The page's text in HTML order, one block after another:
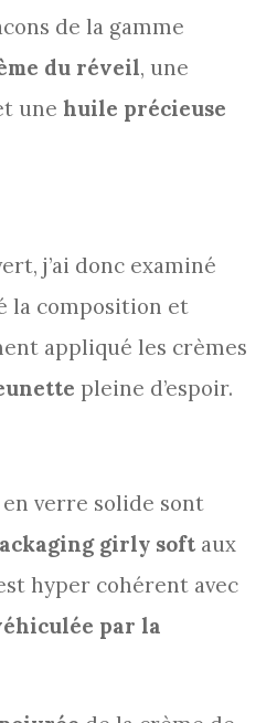
de la gamme
du réveil, une
une huile précieuse
j’ai donc examiné
la composition et
appliqué les crèmes
pleine d’espoir.
en verre solide sont
girly soft aux
hyper cohérent avec
par la